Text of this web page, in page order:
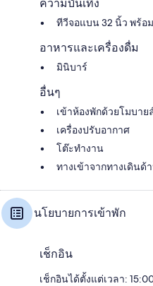
ความบันเทิง
ทีวีจอแบน 32 นิ้ว พร้อ
อาหารและเครื่องดื่ม
มินิบาร์
อื่นๆ
เข้าห้องพักด้วยโมบาย
เครื่องปรับอากาศ
โต๊ะทำงาน
ทางเข้าจากทางเดินด้
นโยบายการเข้าพัก
เช็กอิน
เช็กอินได้ตั้งแต่เวลา: